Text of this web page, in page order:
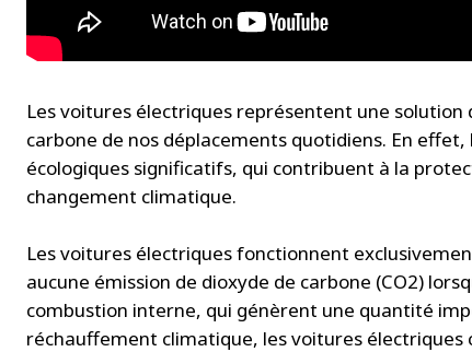
Les voitures électriques représentent une solution
carbone de nos déplacements quotidiens. En
écologiques significatifs, qui contribuent à la
changement climatique.
Les voitures électriques fonctionnent
aucune émission de dioxyde de carbone (CO2)
combustion interne, qui génèrent une quantité
réchauffement climatique, les voitures électriques